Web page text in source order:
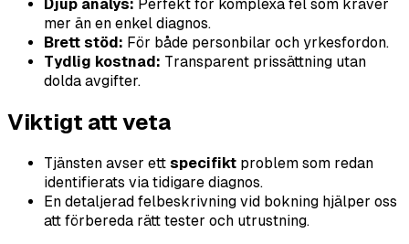
Djup analys: Perfekt för komplexa fel som kräver
mer än en enkel diagnos.
Brett stöd: För både personbilar och yrkesfordon.
Tydlig kostnad: Transparent prissättning utan
dolda avgifter.
Viktigt att veta
Tjänsten avser ett specifikt problem som redan
identifierats via tidigare diagnos.
En detaljerad felbeskrivning vid bokning hjälper oss
att förbereda rätt tester och utrustning.